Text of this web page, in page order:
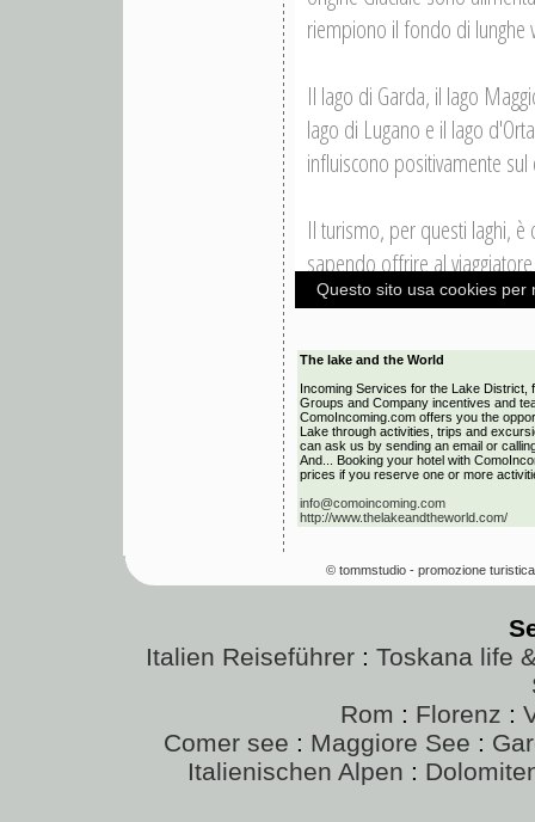
The lake and the World
Incoming Services for the Lake District,
Groups and Company incentives and
ComoIncoming.com offers you the
Lake through activities, trips and
can ask us by sending an email or
And... Booking your hotel with
prices if you reserve one or more
info@comoincoming.com
http://www.thelakeandtheworld.com/
© tommstudio - promozione
Italien Reiseführer: Toskana life
Rom : Florenz :
Comer see : Maggiore See :
Italienischen Alpen :